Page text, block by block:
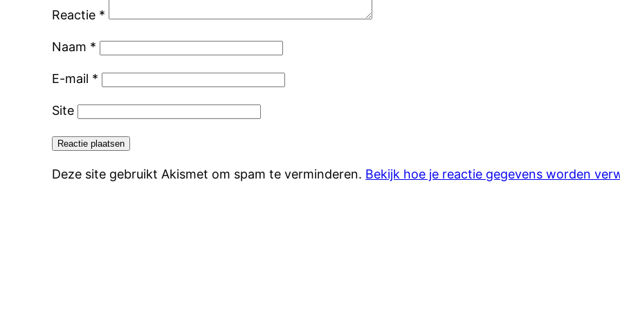
Reactie *
Naam *
E-mail *
Site
Deze site gebruikt Akismet om spam te verminderen. Bekijk hoe je reactie gegevens worden